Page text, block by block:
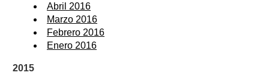
Abril 2016
Marzo 2016
Febrero 2016
Enero 2016
2015